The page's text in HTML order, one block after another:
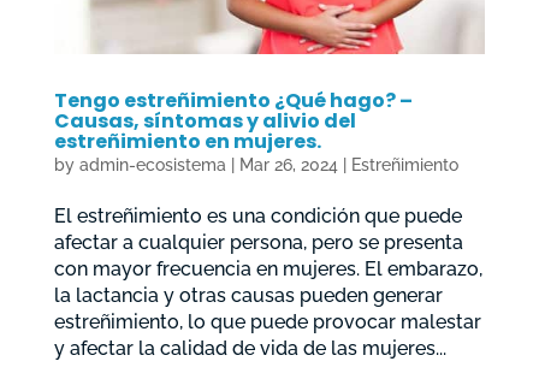
Tengo estreñimiento ¿Qué hago? –
Causas, síntomas y alivio del
estreñimiento en mujeres.
by admin-ecosistema Mar 26, 2024 Estreñimiento
El estreñimiento es una condición que puede
afectar a cualquier persona, pero se presenta
con mayor frecuencia en mujeres. El embarazo,
la lactancia y otras causas pueden generar
estreñimiento, lo que puede provocar malestar
y afectar la calidad de vida de las mujeres...